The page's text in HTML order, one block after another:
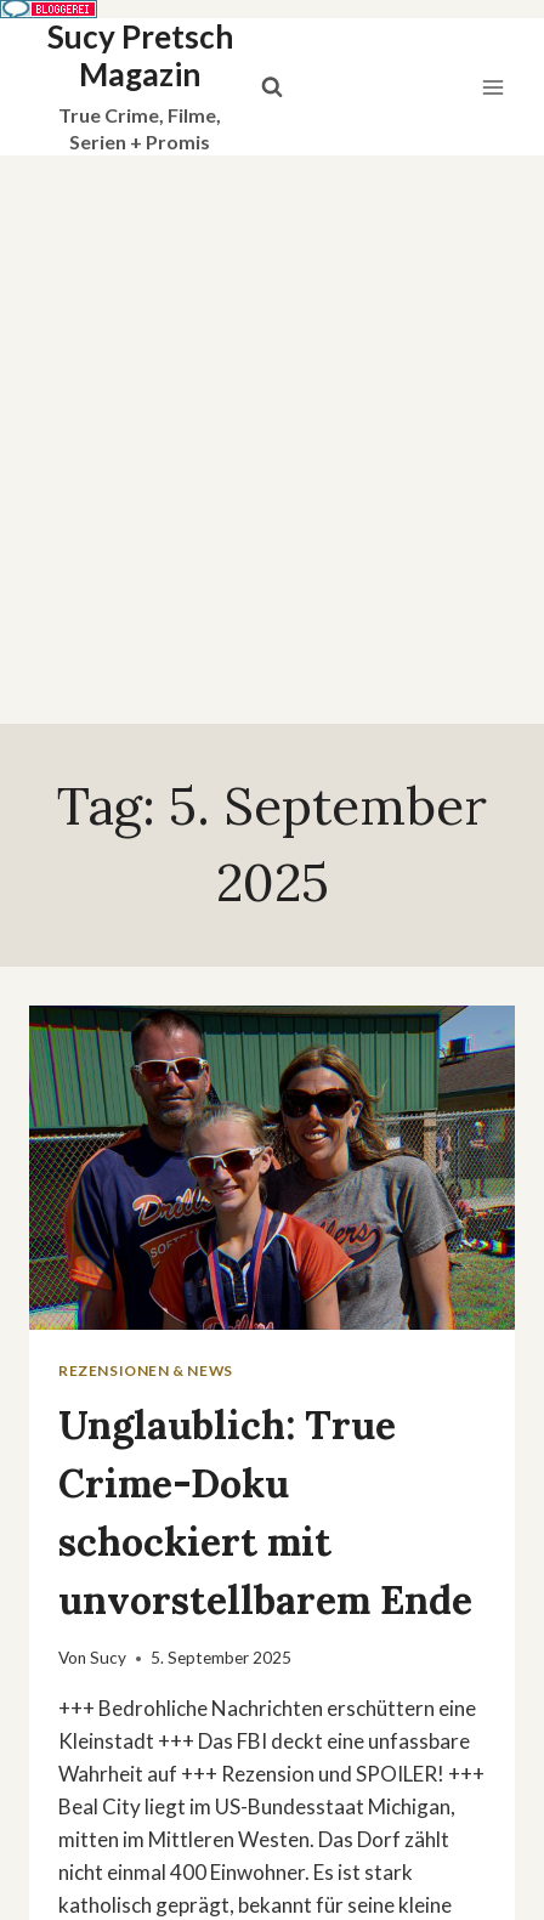
Sucy Pretsch
Magazin
True Crime, Filme,
Serien + Promis
Tag: 5. September
2025
REZENSIONEN & NEWS
Unglaublich: True
Crime-Doku
schockiert mit
unvorstellbarem Ende
Von Sucy 5. September 2025
+++ Bedrohliche Nachrichten erschüttern eine
Kleinstadt +++ Das FBI deckt eine unfassbare
Wahrheit auf +++ Rezension und SPOILER! +++
Beal City liegt im US-Bundesstaat Michigan,
mitten im Mittleren Westen. Das Dorf zählt
nicht einmal 400 Einwohner. Es ist stark
katholisch geprägt, bekannt für seine kleine